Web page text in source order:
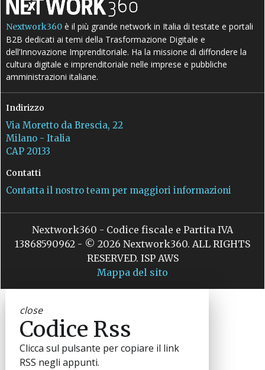
Nextwork360 è il più grande network in Italia di testate e portali
B2B dedicati ai temi della Trasformazione Digitale e
dell’Innovazione Imprenditoriale. Ha la missione di diffondere la
cultura digitale e imprenditoriale nelle imprese e pubbliche
amministrazioni italiane.
Indirizzo
Via Moretto da Brescia, 22
Milano - Italia
CAP 20133
Contatti
Contatta il nostro team per maggiori informazioni
Nextwork360 - Codice fiscale e Partita IVA
13868590962 - © 2026 Nextwork360. ALL RIGHTS
RESERVED. ISP AWS
Mappa del sito
close
Codice Rss
Clicca sul pulsante per copiare il link
RSS negli appunti.